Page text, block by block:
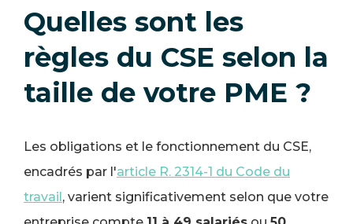
Quelles sont les
règles du CSE selon la
taille de votre PME ?
Les obligations et le fonctionnement du CSE,
encadrés par l'article R. 2314-1 du Code du
travail, varient significativement selon que votre